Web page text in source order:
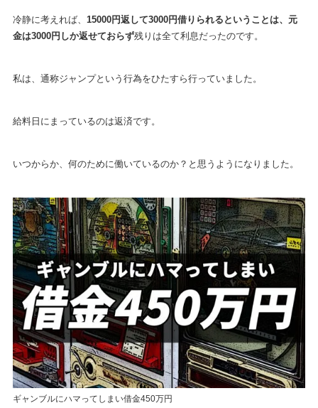
冷静に考えれば、 15000円返して3000円借りられるということは、元
金は3000円しか返せておらず残りは全て利息だったのです。
私は、通称ジャンプという行為をひたすら行っていました。
給料日にまっているのは返済です。
いつからか、何のために働いているのか？と思うようになりました。
ギャンブルにハマってしまい借金450万円